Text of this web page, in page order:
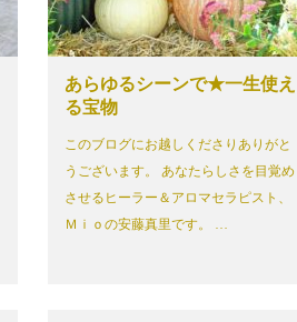
あらゆるシーンで★一生使え
る宝物
このブログにお越しくださりありがと
うございます。 あなたらしさを目覚め
させるヒーラー＆アロマセラピスト、
Ｍｉｏの安藤真里です。 …